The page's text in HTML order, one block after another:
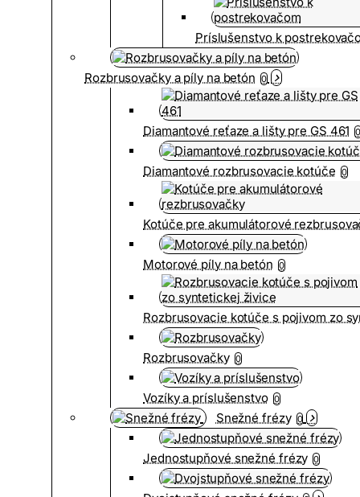
Príslušenstvo k
Rozbrusovačky a píly na betón 0
Diamantové reťaze a lišty pre GS 461
Diamantové rozbrusovacie kotúče 0
Kotúče pre akumulátorové
Motorové píly na betón 0
Rozbrusovacie kotúče s pojivom zo
Rozbrusovačky 0
Vozíky a príslušenstvo 0
Snežné frézy 0
Jednostupňové snežné frézy 0